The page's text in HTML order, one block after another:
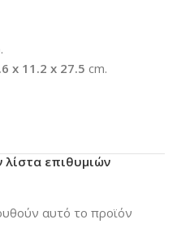
x 11.2 x 27.5 cm.
επιθυμιών
αυτό το προϊόν